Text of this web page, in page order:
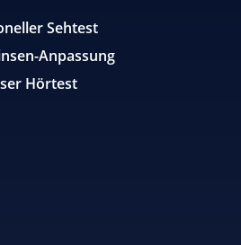
Sehtest
Anpassung
Hörtest